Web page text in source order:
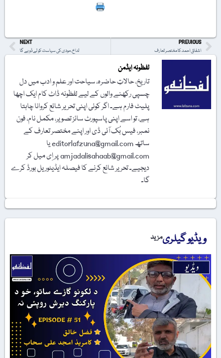
PREVIOUS
اشفاق احمد کا مختصر تعارف
NEXT
لداخ، مودی کی سیاست کو لے ڈوبے گا
لفظونہ ایڈمن
تاریخ، حالاتِ حاضرہ، سیاحت اور علم و ادب میں دل
چسپی رکھنے والوں کے لیے لفظونہ ڈاٹ کام ایک اچھا
پلیٹ فارم ہے۔ اگر کوئی اپنی تحریر شائع کروانا چاہتا
ہے، تو اسے اپنی پاسپورٹ سائز تصویر، مکمل نام، فون
نمبر، فیس بُک آئی ڈی اور اپنے مختصر تعارف کے
ساتھ editorlafzuna@gmail.com یا
amjadalisahaab@gmail.com پر اِی میل کر
دیجیے۔ تحریر شائع کرنے کا فیصلہ ایڈیٹوریل بورڈ کرے
گا۔
ویڈیو گیلریمزید